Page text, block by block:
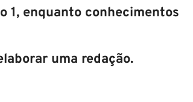
1, enquanto conhecimentos
uma redação.